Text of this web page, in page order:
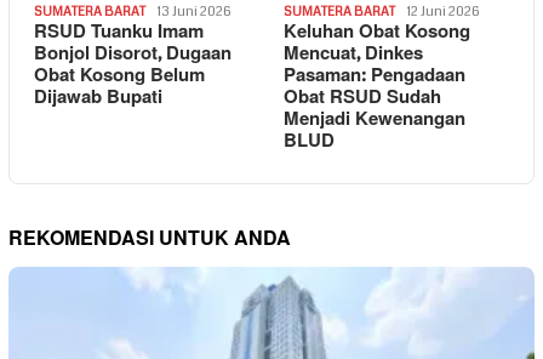
SUMATERA BARAT 13 Juni 2026
RSUD Tuanku Imam
Bonjol Disorot, Dugaan
Obat Kosong Belum
Dijawab Bupati
SUMATERA BARAT 12 Juni 2026
Keluhan Obat Kosong
Mencuat, Dinkes
Pasaman: Pengadaan
Obat RSUD Sudah
Menjadi Kewenangan
BLUD
REKOMENDASI UNTUK ANDA